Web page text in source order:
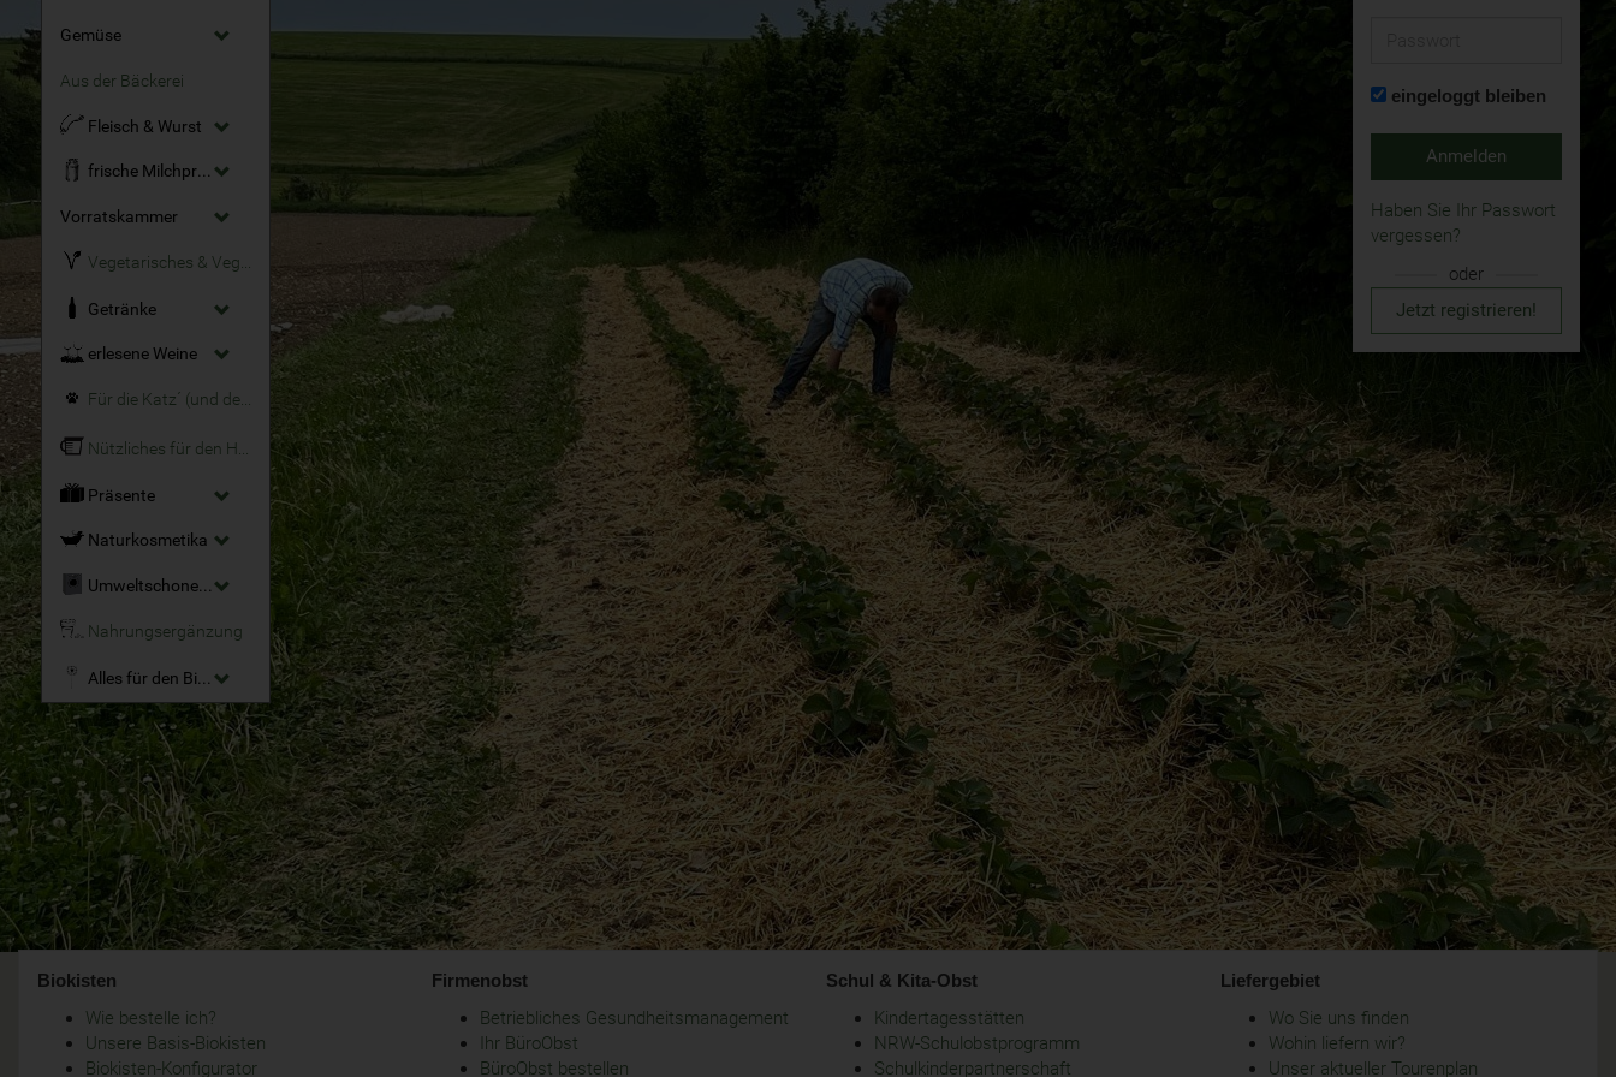
Gemüse
Aus der Bäckerei
Fleisch & Wurst
frische Milchprodukte
Vorratskammer
Getränke
erlesene Weine
Für die Katz´ (und den Hund)
Präsente
Naturkosmetika
Umweltschonende Reinigungsmittel
Nahrungsergänzung
Alles für den Bio-Garten
eingeloggt bleiben
Anmelden
Haben Sie Ihr Passwort
vergessen?
oder
Jetzt registrieren!
Biokisten
Wie bestelle ich?
Unsere Basis-Biokisten
Biokisten-Konfigurator
Firmenobst
Betriebliches Gesundheitsmanagement
Ihr BüroObst
BüroObst bestellen
Schul & Kita-Obst
Kindertagesstätten
NRW-Schulobstprogramm
Schulkinderpartnerschaft
Liefergebiet
Wo Sie uns finden
Wohin liefern wir?
Unser aktueller Tourenplan